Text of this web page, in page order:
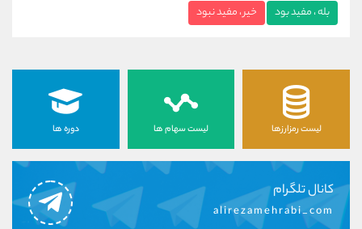
بله ، مفید بود خیر ، مفید نبود
لیست رمزارزها لیست سهام ها دوره ها
کانال تلگرام
alirezamehrabi_com